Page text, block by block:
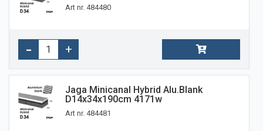
Art nr. 484480
Jaga Minicanal Hybrid Alu.blank
D14x34x190cm 4171w
Art nr. 484481